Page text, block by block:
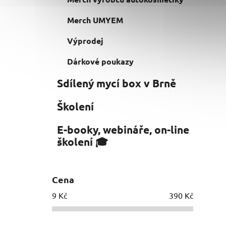
Merch UMYEM
Výprodej
Dárkové poukazy
Sdílený mycí box v Brně
Školení
E-booky, webináře, on-line
školení 🎓
Cena
9 Kč 390 Kč